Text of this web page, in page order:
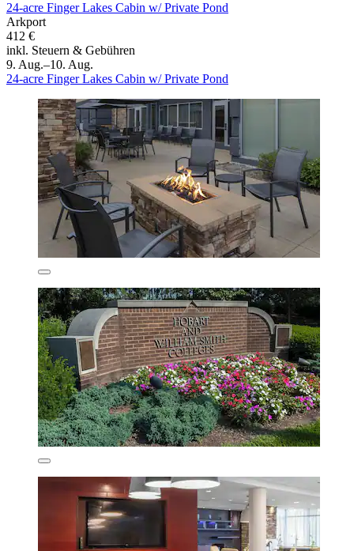
24-acre Finger Lakes Cabin w/ Private Pond
Arkport
412 €
inkl. Steuern & Gebühren
9. Aug.–10. Aug.
24-acre Finger Lakes Cabin w/ Private Pond